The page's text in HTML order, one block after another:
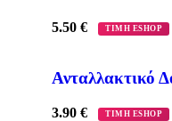
5.50 € ΤΙΜΗ ESHOP
Ανταλλακτικό
3.90 € ΤΙΜΗ ESHOP